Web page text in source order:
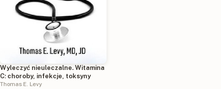
Wyleczyć nieuleczalne. Witamina
C: choroby, infekcje, toksyny
Thomas E. Levy